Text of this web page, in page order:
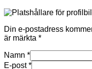
Din e-postadress
är märkta *
Namn *
E-post*